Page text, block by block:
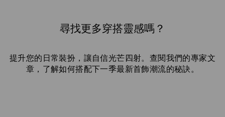
尋找更多穿搭靈感嗎？
提升您的日常裝扮，讓自信光芒四射。查閱我們的專家文
章，了解如何搭配下一季最新首飾潮流的秘訣。